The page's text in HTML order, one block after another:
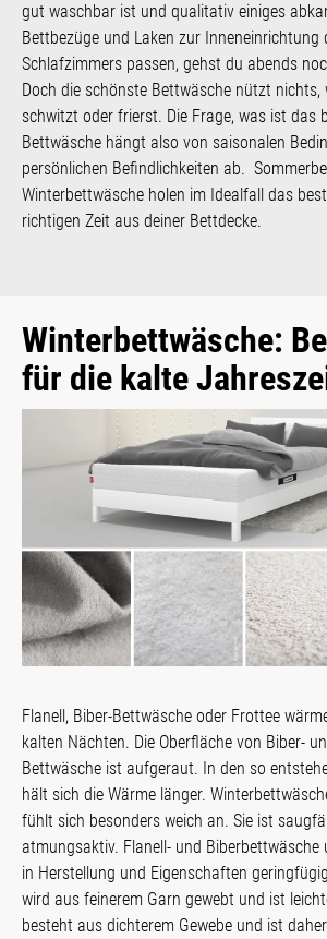
gut waschbar ist und qualitativ einiges
Bettbezüge und Laken zur Inneneinrichtung
Schlafzimmers passen, gehst du abends
Doch die schönste Bettwäsche nützt nichts,
schwitzt oder frierst. Die Frage, was ist das
Bettwäsche hängt also von saisonalen
persönlichen Befindlichkeiten ab.
Winterbettwäsche holen im Idealfall das
richtigen Zeit aus deiner Bettdecke.
Winterbettwäsche:
für die kalte
Flanell, Biber-Bettwäsche oder Frottee
kalten Nächten. Die Oberfläche von Biber-
Bettwäsche ist aufgeraut. In den so
hält sich die Wärme länger.
fühlt sich besonders weich an. Sie ist
atmungsaktiv. Flanell- und Biberbettwäsche
in Herstellung und Eigenschaften
wird aus feinerem Garn gewebt und ist
besteht aus dichterem Gewebe und ist